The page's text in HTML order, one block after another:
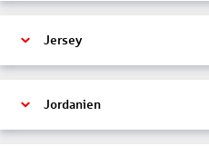
Jersey
Jordanien